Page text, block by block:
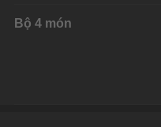
Bộ 4 món